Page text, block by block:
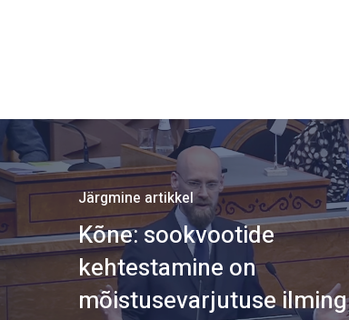
Järgmine artikkel
Kõne: sookvootide
kehtestamine on
mõistusevarjutuse ilming